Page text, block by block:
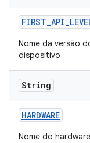
FIRST_API_
Nome da versão
dispositivo
String
HARDWARE
Nome do